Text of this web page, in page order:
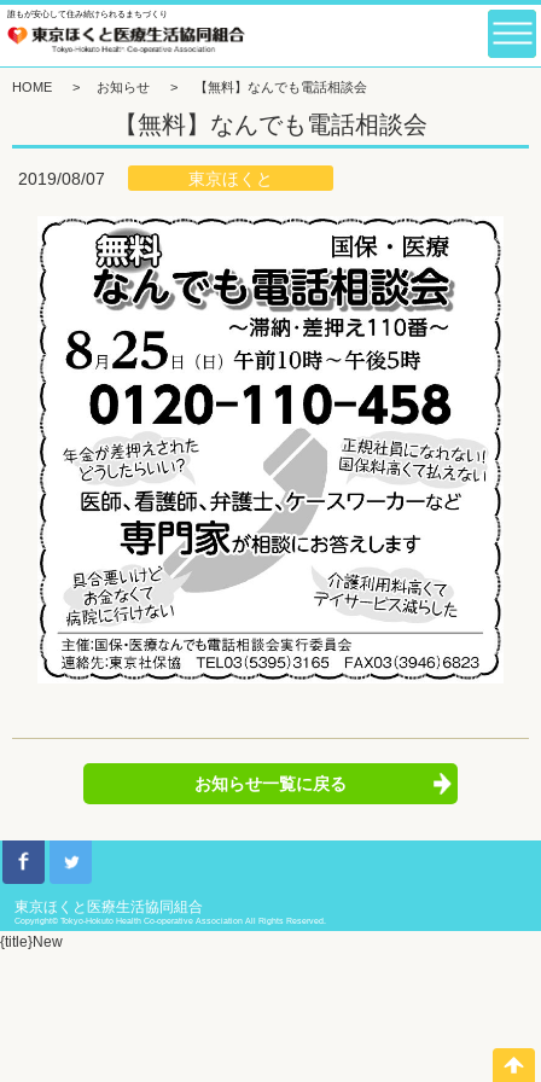
誰もが安心して住み続けられるまちづくり
HOME > お知らせ > 【無料】なんでも電話相談会
【無料】なんでも電話相談会
2019/08/07 東京ほくと
お知らせ一覧に戻る
東京ほくと医療生活協同組合
Copyright© Tokyo-Hokuto Health Co-operative Association All Rights Reserved.
{title}New